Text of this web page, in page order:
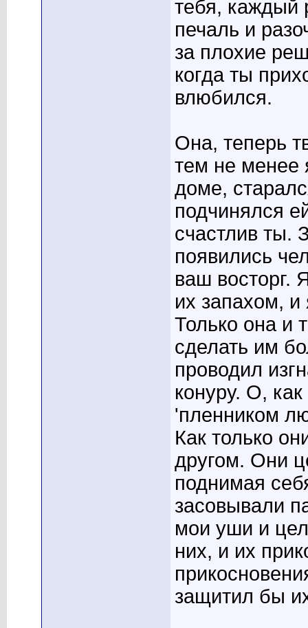
тебя, каждый
печаль и
за плохие
когда ты
влюбился.
Она, теперь
тем не менее
доме,
подчинялся
счастлив ты.
появились
ваш восторг.
их запахом,
Только она и
сделать им
проводил
конуру. О,
'пленником
Как только
другом. Они
поднимая
засовывали
мои уши и
них, и их
защитил бы